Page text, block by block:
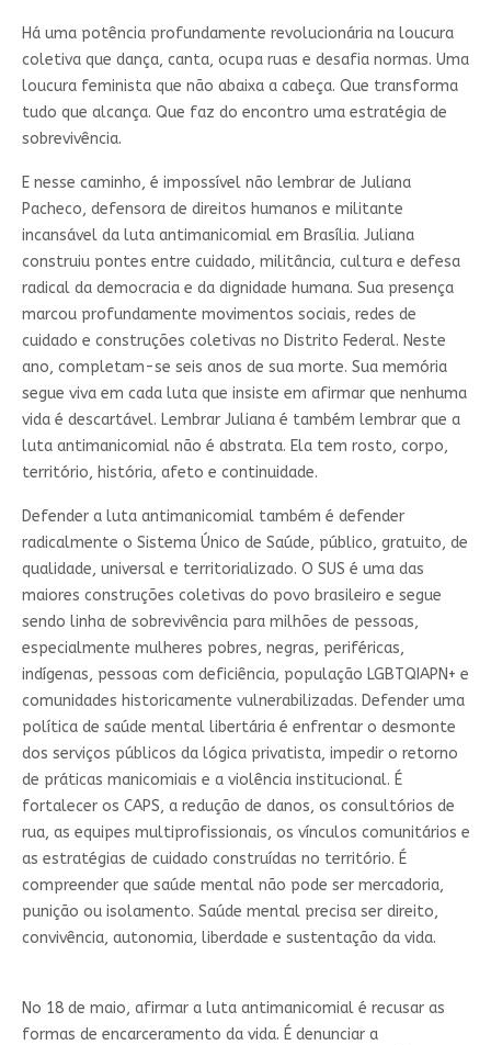
Há uma potência profundamente revolucionária na loucura
coletiva que dança, canta, ocupa ruas e desafia normas. Uma
loucura feminista que não abaixa a cabeça. Que transforma
tudo que alcança. Que faz do encontro uma estratégia de
sobrevivência.
E nesse caminho, é impossível não lembrar de Juliana
Pacheco, defensora de direitos humanos e militante
incansável da luta antimanicomial em Brasília. Juliana
construiu pontes entre cuidado, militância, cultura e defesa
radical da democracia e da dignidade humana. Sua presença
marcou profundamente movimentos sociais, redes de
cuidado e construções coletivas no Distrito Federal. Neste
ano, completam-se seis anos de sua morte. Sua memória
segue viva em cada luta que insiste em afirmar que nenhuma
vida é descartável. Lembrar Juliana é também lembrar que a
luta antimanicomial não é abstrata. Ela tem rosto, corpo,
território, história, afeto e continuidade.
Defender a luta antimanicomial também é defender
radicalmente o Sistema Único de Saúde, público, gratuito, de
qualidade, universal e territorializado. O SUS é uma das
maiores construções coletivas do povo brasileiro e segue
sendo linha de sobrevivência para milhões de pessoas,
especialmente mulheres pobres, negras, periféricas,
indígenas, pessoas com deficiência, população LGBTQIAPN+ e
comunidades historicamente vulnerabilizadas. Defender uma
política de saúde mental libertária é enfrentar o desmonte
dos serviços públicos da lógica privatista, impedir o retorno
de práticas manicomiais e a violência institucional. É
fortalecer os CAPS, a redução de danos, os consultórios de
rua, as equipes multiprofissionais, os vínculos comunitários e
as estratégias de cuidado construídas no território. É
compreender que saúde mental não pode ser mercadoria,
punição ou isolamento. Saúde mental precisa ser direito,
convivência, autonomia, liberdade e sustentação da vida.
No 18 de maio, afirmar a luta antimanicomial é recusar as
formas de encarceramento da vida. É denunciar a